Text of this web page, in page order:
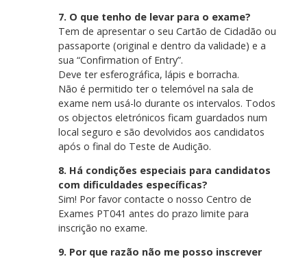
7. O que tenho de levar para o exame?
Tem de apresentar o seu Cartão de Cidadão ou
passaporte (original e dentro da validade) e a
sua “Confirmation of Entry”.
Deve ter esferográfica, lápis e borracha.
Não é permitido ter o telemóvel na sala de
exame nem usá-lo durante os intervalos. Todos
os objectos eletrónicos ficam guardados num
local seguro e são devolvidos aos candidatos
após o final do Teste de Audição.
8. Há condições especiais para candidatos
com dificuldades específicas?
Sim! Por favor contacte o nosso Centro de
Exames PT041 antes do prazo limite para
inscrição no exame.
9. Por que razão não me posso inscrever